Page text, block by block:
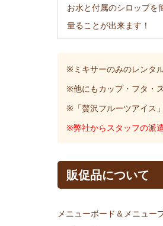
お水と付属のシロップを
量ることが出来ます！
※ミキサーのみのレンタ
※他にもカップ・フタ・
※「贅沢フルーツアイス
※弊社からスタッフの派
販促品について
メニューボード＆メニュー